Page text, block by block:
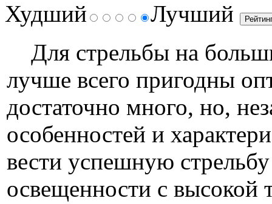
Худший
Лучший
Для стрельбы на
лучше всего пригодны
достаточно много, но,
особенностей и
вести успешную
освещенности с высокой